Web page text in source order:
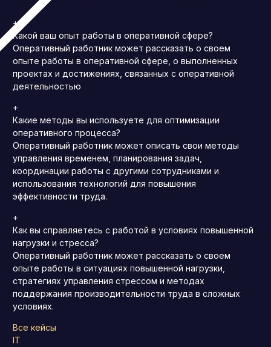
+
Какой ваш опыт работы в оперативной сфере?
Оперативный работник может рассказать о своем
опыте работы в оперативной сфере, о выполненных
проектах и достижениях, связанных с оперативной
деятельностью
+
Какие методы вы используете для оптимизации
оперативного процесса?
Оперативный работник может описать свои методы
управления временем, планирования задач,
координации работы с другими сотрудниками и
использования технологий для повышения
эффективности труда.
+
Как вы справляетесь с работой в условиях повышенной
нагрузки и стресса?
Оперативный работник может рассказать о своем
опыте работы в ситуациях повышенной нагрузки,
стратегиях управления стрессом и методах
поддержания производительности труда в сложных
условиях.
Все кейсы
IT